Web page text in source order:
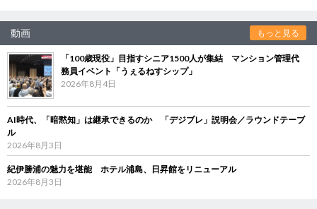
動画 もっと見る
「100歳現役」目指すシニア1500人が集結 マンション管理代
務員イベント「うぇるねすシップ」
2026年8月4日
AI時代、「暗黙知」は継承できるのか 「デジブレ」説明会／ラウンドテーブ
ル
2026年8月3日
紀伊勝浦の魅力を堪能 ホテル浦島、日昇館をリニューアル
2026年8月3日